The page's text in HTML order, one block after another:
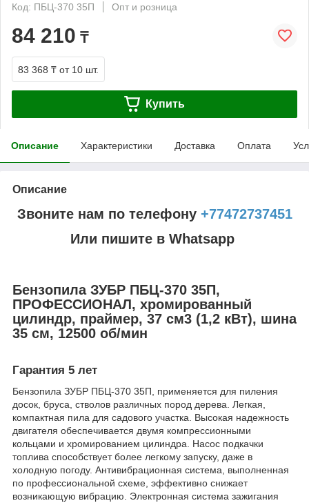
Код: ПБЦ-370 35П
Опт и розница
84 210 ₸
83 368 ₸ от 10 шт.
Купить
Описание Характеристики Доставка Оплата
Описание
Звоните нам по телефону +77472737451
Или пишите в Whatsapp
Бензопила ЗУБР ПБЦ-370 35П,
ПРОФЕССИОНАЛ, хромированный
цилиндр, праймер, 37 см3 (1,2 кВт), шина
35 см, 12500 об/мин
Гарантия 5 лет
Бензопила ЗУБР ПБЦ-370 35П, применяется для пиления
досок, бруса, стволов различных пород дерева. Легкая,
компактная пила для садового участка. Высокая надежность
двигателя обеспечивается двумя компрессионными
кольцами и хромированием цилиндра. Насос подкачки
топлива способствует более легкому запуску, даже в
холодную погоду. Антивибрационная система, выполненная
по профессиональной схеме, эффективно снижает
возникающую вибрацию. Электронная система зажигания